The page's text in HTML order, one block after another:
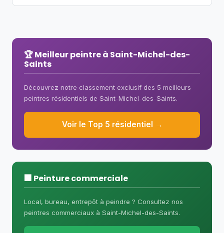
et 10 jours. Un projet extérieur peut
Bureaux, commerces, entrepôts,
restaurants — consultez notre
annuaire des peintres commerciaux
🏆 Meilleur peintre à Saint-Michel-des-
Saints
Découvrez notre classement exclusif des 5 meilleurs
peintres résidentiels de Saint-Michel-des-Saints.
Voir le Top 5 résidentiel →
🏢 Peinture commerciale
Local, bureau, entrepôt à peindre ? Consultez nos
peintres commerciaux à Saint-Michel-des-Saints.